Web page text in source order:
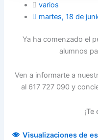
varios
martes, 18 de
Ya ha comenzado el
alumnos
Ven a informarte a
al 617 727 090 y
Visualizaciones de